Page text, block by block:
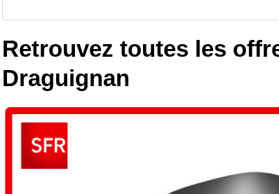
Retrouvez toutes les
Draguignan